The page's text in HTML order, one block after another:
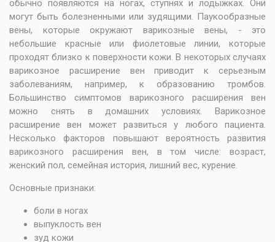
обычно появляются на ногах, ступнях и лодыжках. Они
могут быть болезненными или зудящими. Паукообразные
вены, которые окружают варикозные вены, - это
небольшие красные или фиолетовые линии, которые
проходят близко к поверхности кожи. В некоторых случаях
варикозное расширение вен приводит к серьезным
заболеваниям, например, к образованию тромбов.
Большинство симптомов варикозного расширения вен
можно снять в домашних условиях. Варикозное
расширение вен может развиться у любого пациента.
Несколько факторов повышают вероятность развития
варикозного расширения вен, в том числе: возраст,
женский пол, семейная история, лишний вес, курение.
Основные признаки:
боли в ногах
выпуклость вен
зуд кожи